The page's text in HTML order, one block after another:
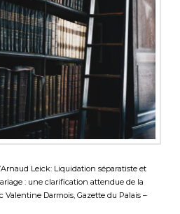
Leick: Liquidation séparatiste et
: une clarification attendue de la
Valentine Darmois, Gazette du Palais –